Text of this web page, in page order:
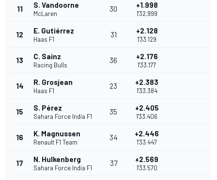
11 S. Vandoorne
McLaren
30 +1.998
1'32.999
12 E. Gutiérrez
Haas F1
31 +2.128
1'33.129
13 C. Sainz
Racing Bulls
36 +2.176
1'33.177
14 R. Grosjean
Haas F1
23 +2.383
1'33.384
15 S. Pérez
Sahara Force India F1
35 +2.405
1'33.406
16 K. Magnussen
Renault F1 Team
34 +2.446
1'33.447
17 N. Hulkenberg
Sahara Force India F1
37 +2.569
1'33.570